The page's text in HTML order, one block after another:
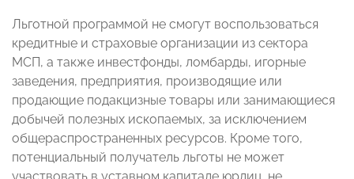
Льготной программой не смогут воспользоваться
кредитные и страховые организации из сектора
МСП, а также инвестфонды, ломбарды, игорные
заведения, предприятия, производящие или
продающие подакцизные товары или занимающиеся
добычей полезных ископаемых, за исключением
общераспространенных ресурсов. Кроме того,
потенциальный получатель льготы не может